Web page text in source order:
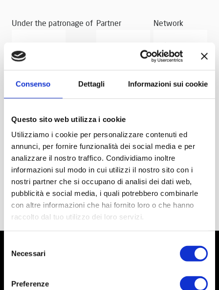
Consenso Dettagli Informazioni sui cookie
Questo sito web utilizza i cookie
Utilizziamo i cookie per personalizzare contenuti ed
annunci, per fornire funzionalità dei social media e per
analizzare il nostro traffico. Condividiamo inoltre
informazioni sul modo in cui utilizzi il nostro sito con i
nostri partner che si occupano di analisi dei dati web,
pubblicità e social media, i quali potrebbero combinarle
con altre informazioni che hai fornito loro o che hanno
raccolto dal tuo utilizzo dei loro servizi.
delNecessari
Preferenze
Under the patronage of Partner Network